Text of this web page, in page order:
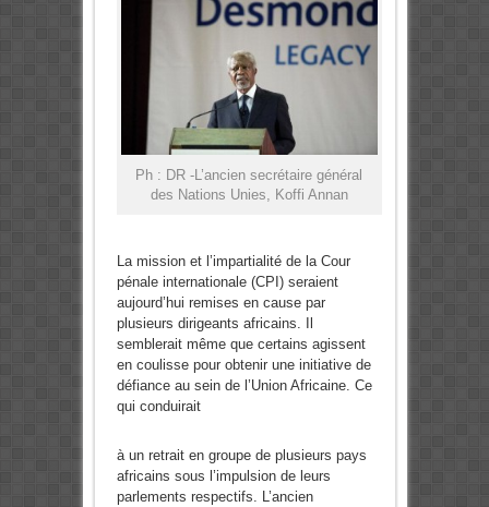
Ph : DR -L’ancien secrétaire général
des Nations Unies, Koffi Annan
La mission et l’impartialité de la Cour
pénale internationale (CPI) seraient
aujourd’hui remises en cause par
plusieurs dirigeants africains. Il
semblerait même que certains agissent
en coulisse pour obtenir une initiative de
défiance au sein de l’Union Africaine. Ce
qui conduirait
à un retrait en groupe de plusieurs pays
africains sous l’impulsion de leurs
parlements respectifs. L’ancien